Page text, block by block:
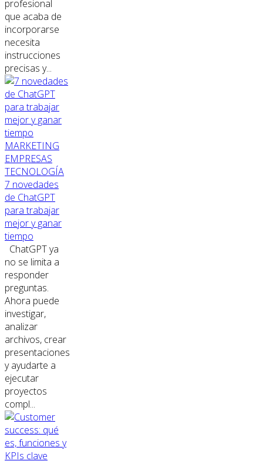
profesional
que acaba de
incorporarse
necesita
instrucciones
precisas y...
MARKETING
EMPRESAS
TECNOLOGÍA
7 novedades
de ChatGPT
para trabajar
mejor y ganar
tiempo
ChatGPT ya
no se limita a
responder
preguntas.
Ahora puede
investigar,
analizar
archivos, crear
presentaciones
y ayudarte a
ejecutar
proyectos
compl...